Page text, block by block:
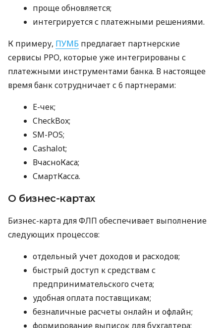
проще обновляется;
интегрируется с платежными решениями.
К примеру, ПУМБ предлагает партнерские
сервисы РРО, которые уже интегрированы с
платежными инструментами банка. В настоящее
время банк сотрудничает с 6 партнерами:
E-чек;
CheckBox;
SM-POS;
Cashalot;
ВчасноКаса;
СмартКасса.
О бизнес-картах
Бизнес-карта для ФЛП обеспечивает выполнение
следующих процессов:
отдельный учет доходов и расходов;
быстрый доступ к средствам с
предпринимательского счета;
удобная оплата поставщикам;
безналичные расчеты онлайн и офлайн;
формирование выписок для бухгалтера;